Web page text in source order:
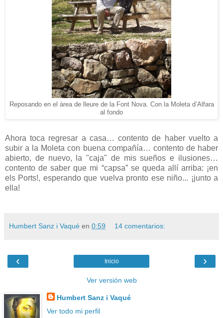
Reposando en el àrea de lleure de la Font Nova. Con la Moleta d’Alfara
al fondo
Ahora toca regresar a casa… contento de haber vuelto a
subir a la Moleta con buena compañía… contento de haber
abierto, de nuevo, la "caja" de mis sueños e ilusiones…
contento de saber que mi “capsa” se queda allí arriba: ¡en
els Ports!, esperando que vuelva pronto ese niño... ¡junto a
ella!
Humbert Sanz i Vaqué en 0:59 14 comentarios:
‹ ›
Inicio
Ver versión web
Humbert Sanz i Vaqué
Ver todo mi perfil